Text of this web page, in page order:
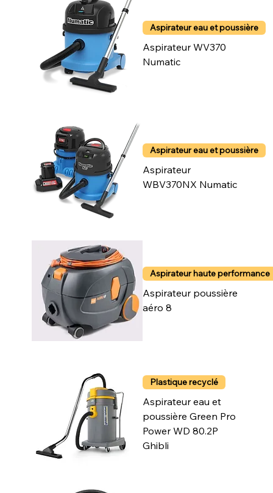
Aspirateur eau et poussière
Aspirateur WV370
Numatic
Aspirateur eau et poussière
Aspirateur
WBV370NX Numatic
Aspirateur haute performance
Aspirateur poussière
aéro 8
Plastique recyclé
Aspirateur eau et
poussière Green Pro
Power WD 80.2P
Ghibli